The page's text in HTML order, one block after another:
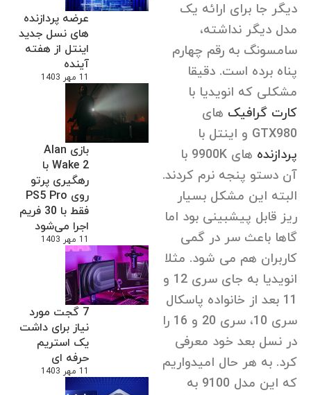
عرضه پردازنده
های نسل جدید
اینتل از هفته
آینده
11 مهر 1403
بازی Alan
Wake 2 با
رهگیری پرتو
روی PS5 Pro
فقط با 30 فریم
اجرا می‌شود
11 مهر 1403
7 گجت مورد
نیاز برای داشت
یک استریم
حرفه ای
11 مهر 1403
دیگر جا برای ارائه یک
مدل دیگر نداشته،
سامسونگ به رقم چهارم
پناه برده است. دقیقا
مشکلی که انویدیا با
کارت گرافیک های
GTX980 و اینتل با
پردازنده
های 9900K با
آن دستو پنجه نرم کردند.
البته این مشکل بسیار
ریز قابل پیشبینی بود اما
گاها باعث سر در گمی
کاربران هم می شود. مثلا
انویدیا به جای سری 12 و
11 بعد از خانواده پاسکال
سری 10، سری 20 و 16 را
در نسل بعد خود معرفی
کرد. به هر حال امیدواریم
که این مدل 9100 به